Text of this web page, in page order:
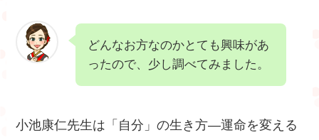
どんなお方なのかとても興味があ
ったので、少し調べてみました。
小池康仁先生は「自分」の生き方―運命を変える